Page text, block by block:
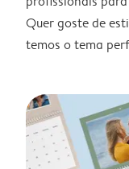
Quer goste de
temos o tema